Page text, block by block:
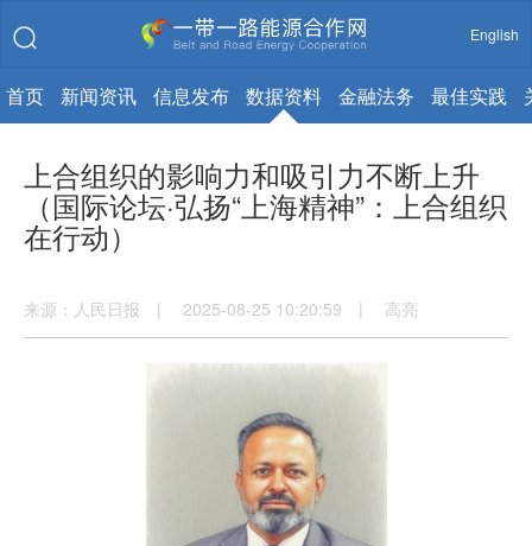
English
首页 新闻资讯 信息发布 数据资料 金融法务 最佳实践
上合组织的影响力和吸引力不断上升
（国际论坛·弘扬“上海精神”：上合组织
在行动）
来源：人民日报 | 2025-08-25 10:20:59 | 高亮